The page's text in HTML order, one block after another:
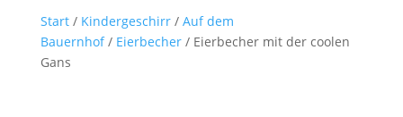
Start/ Kindergeschirr/ Auf dem
Bauernhof/ Eierbecher/ Eierbecher mit der coolen
Gans